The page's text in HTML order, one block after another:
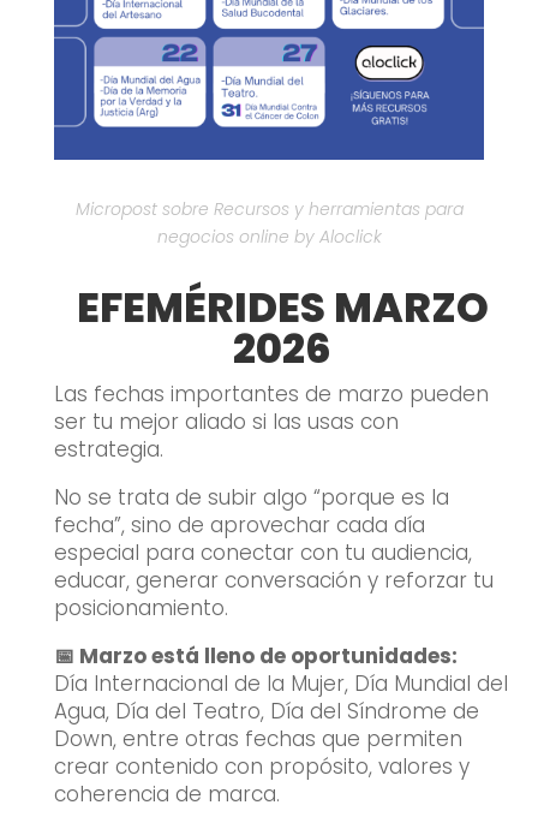
Micropost sobre Recursos y herramientas para
negocios online by Aloclick
EFEMÉRIDES MARZO
2026
Las fechas importantes de marzo pueden
ser tu mejor aliado si las usas con
estrategia.
No se trata de subir algo “porque es la
fecha”, sino de aprovechar cada día
especial para conectar con tu audiencia,
educar, generar conversación y reforzar tu
posicionamiento.
📅 Marzo está lleno de oportunidades:
Día Internacional de la Mujer, Día Mundial del
Agua, Día del Teatro, Día del Síndrome de
Down, entre otras fechas que permiten
crear contenido con propósito, valores y
coherencia de marca.